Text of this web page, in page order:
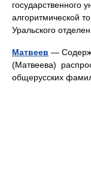
государственного
алгоритмической
Уральского
Матвеев —
(Матвеева)
общерусских